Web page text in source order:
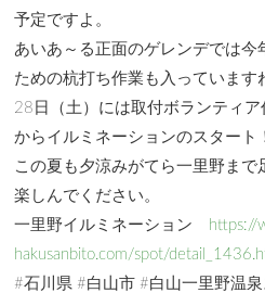
予定ですよ。
あいあ～る正面のゲレンデでは
ための杭打ち作業も入っています
28日（土）には取付ボランティア
からイルミネーションのスタート
この夏も夕涼みがてら一里野ま
楽しんでください。
一里野イルミネーション https://
hakusanbito.com/spot/
#石川県 #白山市 #白山一里野温